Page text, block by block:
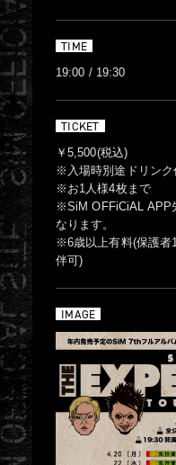
TIME
19:00 / 19:30
TICKET
￥5,500(税込)
※入場時別途ドリンク
※お1人様4枚まで
※SiM OFFiCiAL APP
なります。
※6歳以上有料(保護者
伴可)
IMAGE